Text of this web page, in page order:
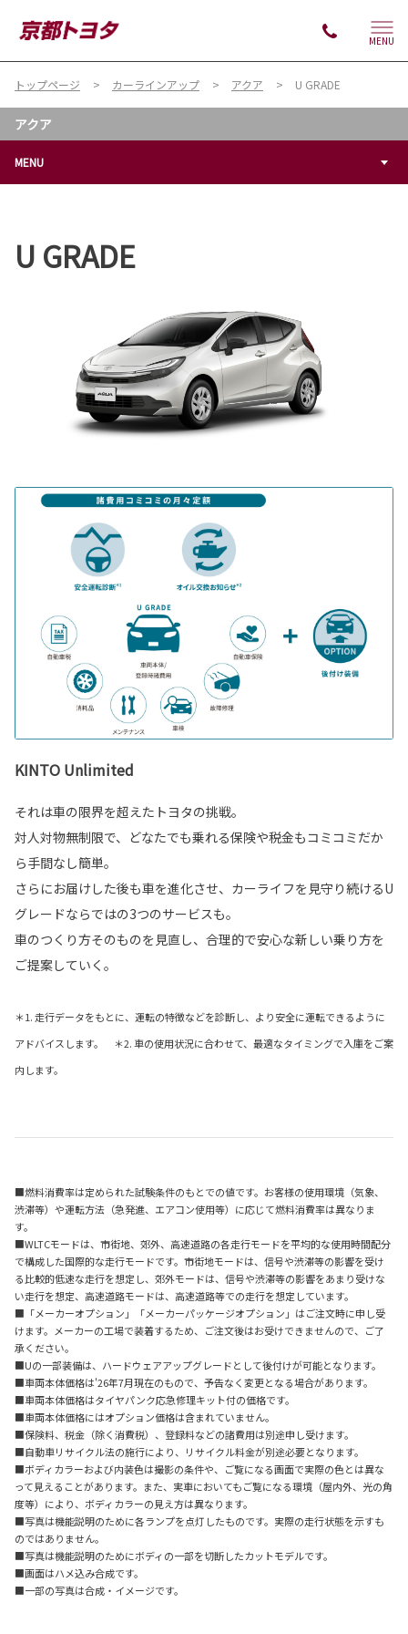
MENU
トップページ カーラインアップ アクア U GRADE
アクア
MENU
U GRADE
KINTO Unlimited
それは車の限界を超えたトヨタの挑戦。
対人対物無制限で、どなたでも乗れる保険や税金もコミコミだか
ら手間なし簡単。
さらにお届けした後も車を進化させ、カーライフを見守り続けるU
グレードならではの3つのサービスも。
車のつくり方そのものを見直し、合理的で安心な新しい乗り方を
ご提案していく。
＊1. 走行データをもとに、運転の特徴などを診断し、より安全に運転できるように
アドバイスします。 ＊2. 車の使用状況に合わせて、最適なタイミングで入庫をご案
内します。
■燃料消費率は定められた試験条件のもとでの値です。お客様の使用環境（気象、
渋滞等）や運転方法（急発進、エアコン使用等）に応じて燃料消費率は異なりま
す。
■WLTCモードは、市街地、郊外、高速道路の各走行モードを平均的な使用時間配分
で構成した国際的な走行モードです。市街地モードは、信号や渋滞等の影響を受け
る比較的低速な走行を想定し、郊外モードは、信号や渋滞等の影響をあまり受けな
い走行を想定、高速道路モードは、高速道路等での走行を想定しています。
■「メーカーオプション」「メーカーパッケージオプション」はご注文時に申し受
けます。メーカーの工場で装着するため、ご注文後はお受けできませんので、ご了
承ください。
■Uの一部装備は、ハードウェアアップグレードとして後付けが可能となります。
■車両本体価格は'26年7月現在のもので、予告なく変更となる場合があります。
■車両本体価格はタイヤパンク応急修理キット付の価格です。
■車両本体価格にはオプション価格は含まれていません。
■保険料、税金（除く消費税）、登録料などの諸費用は別途申し受けます。
■自動車リサイクル法の施行により、リサイクル料金が別途必要となります。
■ボディカラーおよび内装色は撮影の条件や、ご覧になる画面で実際の色とは異な
って見えることがあります。また、実車においてもご覧になる環境（屋内外、光の角
度等）により、ボディカラーの見え方は異なります。
■写真は機能説明のために各ランプを点灯したものです。実際の走行状態を示すも
のではありません。
■写真は機能説明のためにボディの一部を切断したカットモデルです。
■画面はハメ込み合成です。
■一部の写真は合成・イメージです。